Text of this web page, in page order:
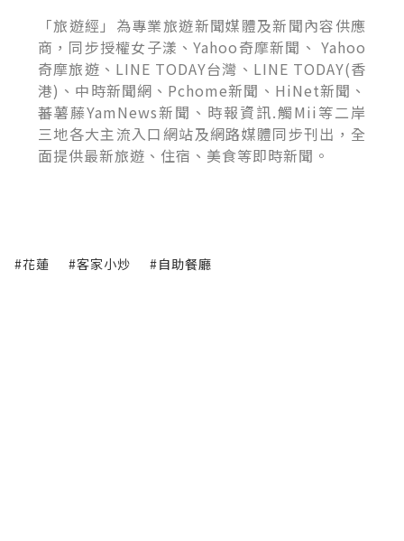
「旅遊經」為專業旅遊新聞媒體及新聞內容供應
商，同步授權女子漾、Yahoo奇摩新聞、 Yahoo
奇摩旅遊、LINE TODAY台灣、LINE TODAY(香
港)、中時新聞網、Pchome新聞、HiNet新聞、
蕃薯藤YamNews新聞、時報資訊.觸Mii等二岸
三地各大主流入口網站及網路媒體同步刊出，全
面提供最新旅遊、住宿、美食等即時新聞。
#花蓮 #客家小炒 #自助餐廳